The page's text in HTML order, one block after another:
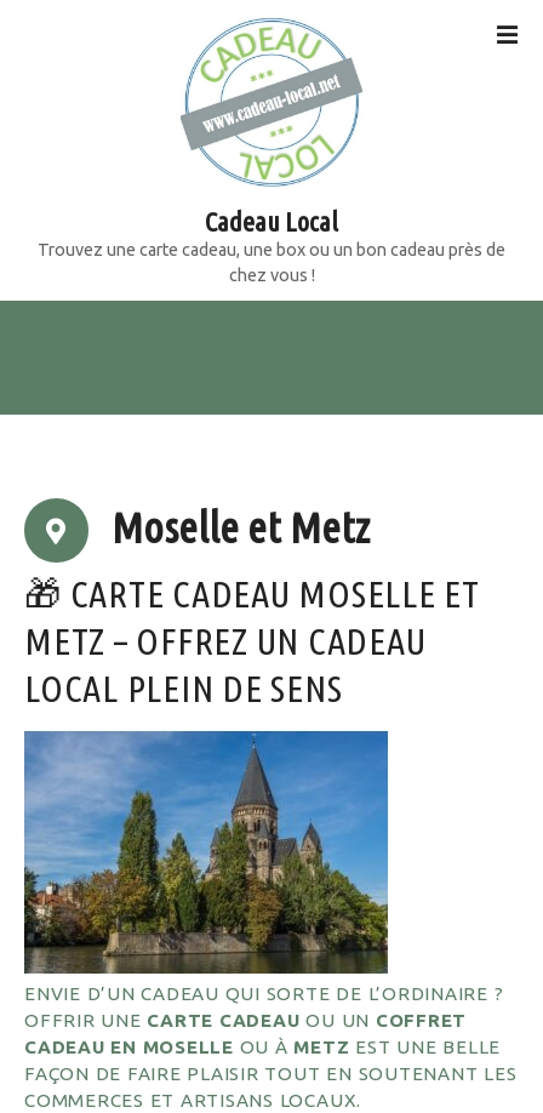
e
Cadeau Local
Trouvez une carte cadeau, une box ou un bon cadeau près de
chez vous !
Moselle et Metz
🎁 CARTE CADEAU MOSELLE ET
METZ – OFFREZ UN CADEAU
LOCAL PLEIN DE SENS
ENVIE D’UN CADEAU QUI SORTE DE L’ORDINAIRE ?
OFFRIR UNE CARTE CADEAU OU UN COFFRET
CADEAU EN MOSELLE OU À METZ EST UNE BELLE
FAÇON DE FAIRE PLAISIR TOUT EN SOUTENANT LES
COMMERCES ET ARTISANS LOCAUX.